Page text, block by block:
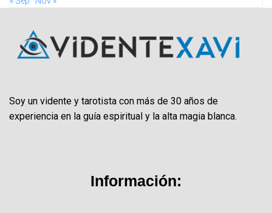
Soy un vidente y tarotista con más de 30 años de
experiencia en la guía espiritual y la alta magia blanca.
Información: